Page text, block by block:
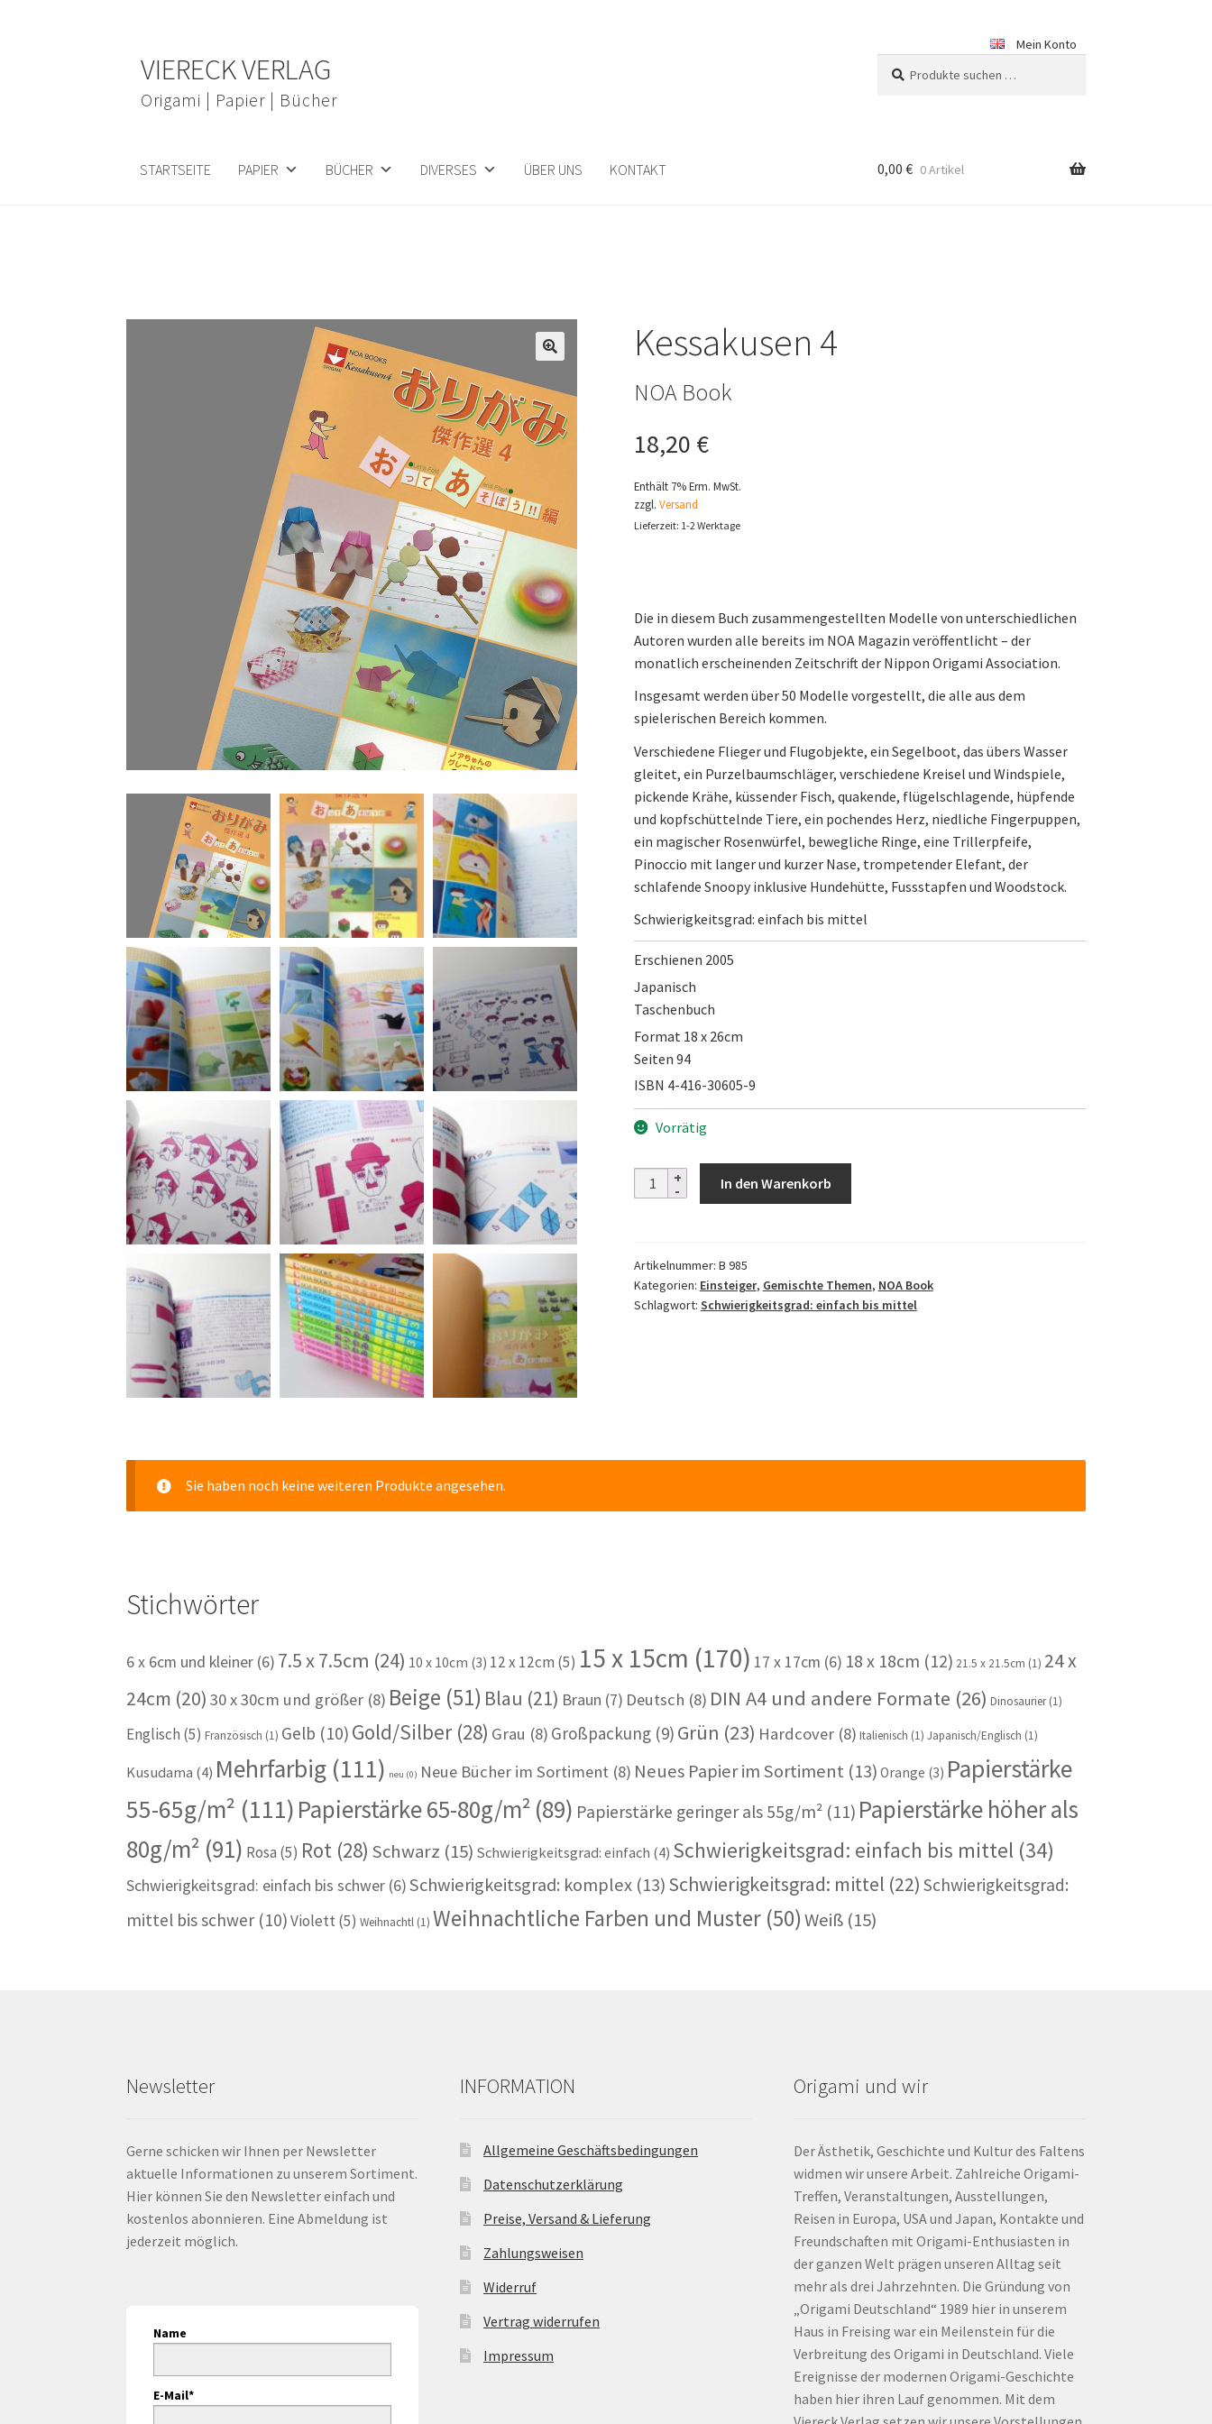
Navigation
springen
Inhalt
springen
VIERECK VERLAG
Origami | Papier | Bücher
Mein Konto
nach:
STARTSEITE PAPIER BÜCHER DIVERSES ÜBER UNS KONTAKT 0,00 € 0 Artikel
Kessakusen 4
NOA Book
18,20 €
Enthält 7% Erm. MwSt.
zzgl. Versand
Lieferzeit: 1-2 Werktage
Die in diesem Buch zusammengestellten Modelle von unterschiedlichen
Autoren wurden alle bereits im NOA Magazin veröffentlicht – der
monatlich erscheinenden Zeitschrift der Nippon Origami Association.
Insgesamt werden über 50 Modelle vorgestellt, die alle aus dem
spielerischen Bereich kommen.
Verschiedene Flieger und Flugobjekte, ein Segelboot, das übers Wasser
gleitet, ein Purzelbaumschläger, verschiedene Kreisel und Windspiele,
pickende Krähe, küssender Fisch, quakende, flügelschlagende, hüpfende
und kopfschüttelnde Tiere, ein pochendes Herz, niedliche Fingerpuppen,
ein magischer Rosenwürfel, bewegliche Ringe, eine Trillerpfeife,
Pinoccio mit langer und kurzer Nase, trompetender Elefant, der
schlafende Snoopy inklusive Hundehütte, Fussstapfen und Woodstock.
Schwierigkeitsgrad: einfach bis mittel
Erschienen 2005
Japanisch
Taschenbuch
Format 18 x 26cm
Seiten 94
ISBN 4-416-30605-9
Vorrätig
Kessakusen
4
In den Warenkorb
Artikelnummer: B 985
Kategorien: Einsteiger, Gemischte Themen, NOA Book
Schlagwort: Schwierigkeitsgrad: einfach bis mittel
Sie haben noch keine weiteren Produkte angesehen.
Stichwörter
6 x 6cm und kleiner (6) 7.5 x 7.5cm (24) 10 x 10cm (3) 12 x 12cm (5) 15 x 15cm (170) 17 x 17cm (6) 18 x 18cm (12) 21.5 x 21.5cm (1) 24 x
24cm (20) 30 x 30cm und größer (8) Beige (51) Blau (21) Braun (7) Deutsch (8) DIN A4 und andere Formate (26) Dinosaurier(1)
Englisch (5) Französisch (1) Gelb (10) Gold/Silber (28) Grau (8) Großpackung (9) Grün (23) Hardcover (8) Italienisch (1) Japanisch/Englisch (1)
Kusudama (4) Mehrfarbig (111) neu (0) Neue Bücher im Sortiment (8) Neues Papier im Sortiment (13) Orange (3) Papierstärke
55-65g/m² (111) Papierstärke 65-80g/m² (89) Papierstärke geringer als 55g/m² (11) Papierstärke höher als
80g/m² (91) Rosa (5) Rot (28) Schwarz (15) Schwierigkeitsgrad: einfach (4) Schwierigkeitsgrad: einfach bis mittel (34)
Schwierigkeitsgrad: einfach bis schwer (6)Schwierigkeitsgrad: komplex (13)Schwierigkeitsgrad: mittel (22) Schwierigkeitsgrad:
mittel bis schwer (10)Violett (5) Weihnachtl (1) Weihnachtliche Farben und Muster (50)Weiß (15)
Newsletter
Gerne schicken wir Ihnen per Newsletter
aktuelle Informationen zu unserem Sortiment.
Hier können Sie den Newsletter einfach und
kostenlos abonnieren. Eine Abmeldung ist
jederzeit möglich.
Name
E-Mail*
INFORMATION
Allgemeine Geschäftsbedingungen
Datenschutzerklärung
Preise, Versand & Lieferung
Zahlungsweisen
Widerruf
Vertrag widerrufen
Impressum
Origami und wir
Der Ästhetik, Geschichte und Kultur des Faltens
widmen wir unsere Arbeit. Zahlreiche Origami-
Treffen, Veranstaltungen, Ausstellungen,
Reisen in Europa, USA und Japan, Kontakte und
Freundschaften mit Origami-Enthusiasten in
der ganzen Welt prägen unseren Alltag seit
mehr als drei Jahrzehnten. Die Gründung von
„Origami Deutschland“ 1989 hier in unserem
Haus in Freising war ein Meilenstein für die
Verbreitung des Origami in Deutschland. Viele
Ereignisse der modernen Origami-Geschichte
haben hier ihren Lauf genommen. Mit dem